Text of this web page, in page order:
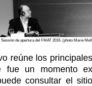
de apertura del FMAT 2016. (photo Marie
reúne los
fue un momento
consultar el